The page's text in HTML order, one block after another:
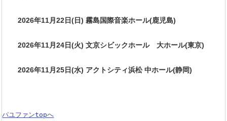
2026年11月22日(日) 霧島国際音楽ホール(鹿児島)
2026年11月24日(火) 文京シビックホール 大ホール(東京)
2026年11月25日(水) アクトシティ浜松 中ホール(静岡)
パユファンtopへ